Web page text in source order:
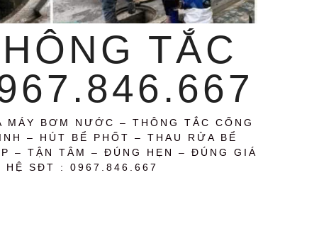
TẮC
BƠM NƯỚC – THÔNG TẮC CỐNG
– HÚT BỂ PHỐT – THAU RỬA BỂ
– TẬN TÂM – ĐÚNG HẸN – ĐÚNG GIÁ
HỆ SĐT : 0967.846.667